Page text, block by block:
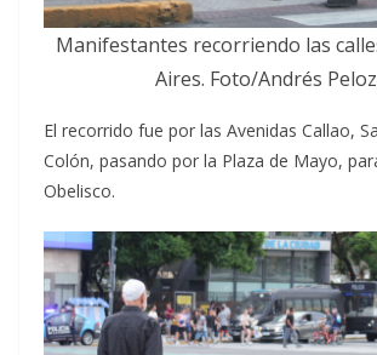
Manifestantes recorriendo las
Aires. Foto/Andrés
El recorrido fue por las Avenidas Callao,
Colón, pasando por la Plaza de Mayo,
Obelisco.